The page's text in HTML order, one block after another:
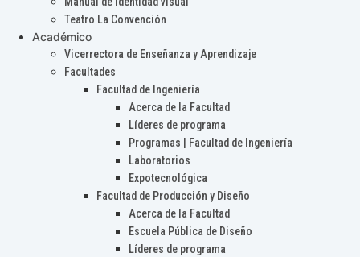
Teatro La Convención
Académico
Vicerrectora de Enseñanza y Aprendizaje
Facultades
Facultad de Ingeniería
Acerca de la Facultad
Líderes de programa
Programas | Facultad de Ingeniería
Laboratorios
Expotecnológica
Facultad de Producción y Diseño
Acerca de la Facultad
Escuela Pública de Diseño
Líderes de programa